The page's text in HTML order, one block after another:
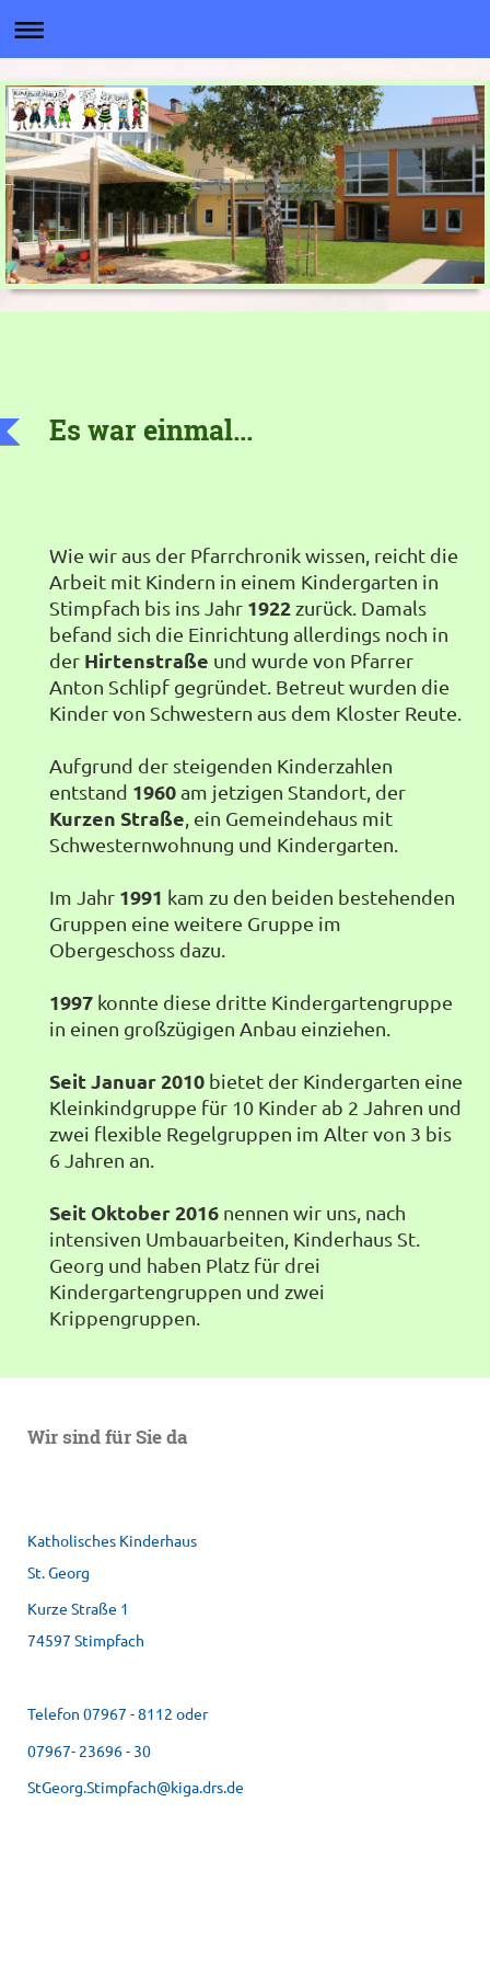
Es war einmal...
Wie wir aus der Pfarrchronik wissen, reicht die
Arbeit mit Kindern in einem Kindergarten in
Stimpfach bis ins Jahr 1922 zurück. Damals
befand sich die Einrichtung allerdings noch in
der Hirtenstraße und wurde von Pfarrer
Anton Schlipf gegründet. Betreut wurden die
Kinder von Schwestern aus dem Kloster Reute.
Aufgrund der steigenden Kinderzahlen
entstand 1960am jetzigen Standort, der
Kurzen Straße , ein Gemeindehaus mit
Schwesternwohnung und Kindergarten.
Im Jahr 1991 kam zu den beiden bestehenden
Gruppen eine weitere Gruppe im
Obergeschoss dazu.
1997 konnte diese dritte Kindergartengruppe
in einen großzügigen Anbau einziehen.
Seit Januar 2010 bietet der Kindergarten eine
Kleinkindgruppe für 10 Kinder ab 2 Jahren und
zwei flexible Regelgruppen im Alter von 3 bis
6 Jahren an.
Seit Oktober 2016 nennen wir uns, nach
intensiven Umbauarbeiten, Kinderhaus St.
Georg und haben Platz für drei
Kindergartengruppen und zwei
Krippengruppen.
Wir sind für Sie da
Katholisches Kinderhaus
St. Georg
Kurze Straße 1
74597 Stimpfach
Telefon 07967 - 8112 oder
07967- 23696 - 30
StGeorg.Stimpfach@kiga.drs.de